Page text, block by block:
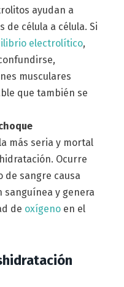
ayudan a
de célula a célula. Si
electrolítico,
musculares
que también se
más seria y mortal
Ocurre
de sangre causa
sanguínea y genera
de oxígenoen el